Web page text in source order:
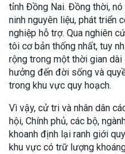
tỉnh Đồng Nai. Đồng thời,
ninh nguyên liệu, phát triển
nghiệp hỗ trợ. Qua nghiên
tôi cơ bản thống nhất, tuy
rộng trong một thời gian
hưởng đến đời sống và
trong khu vực quy hoạch.
Vì vậy, cử tri và nhân dân
hội, Chính phủ, các bộ,
khoanh định lại ranh giới
khu vực có trữ lượng